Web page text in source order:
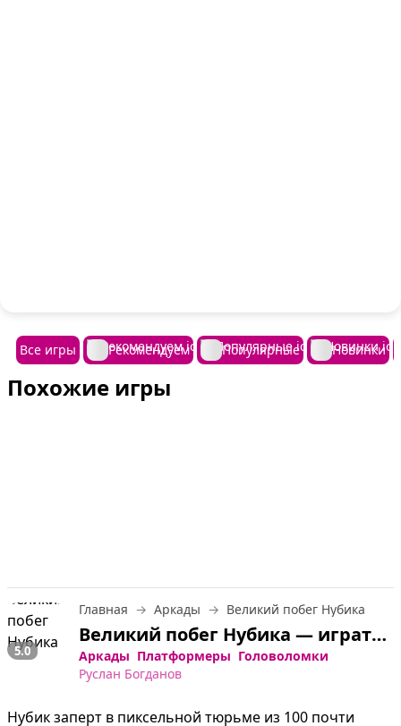
Все игры Рекомендуем Популярные Новинки
Похожие игры
5.0
Главная Аркады Великий побег Нубика
Великий побег Нубика — играть онлайн бесплатно
Аркады Платформеры Головоломки
Руслан Богданов
Нубик заперт в пиксельной тюрьме из 100 почти